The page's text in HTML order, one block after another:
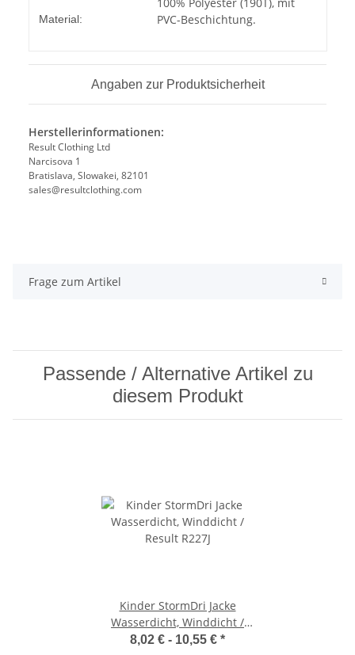
Material:
PVC-Beschichtung.
Angaben zur Produktsicherheit
Herstellerinformationen:
Result Clothing Ltd
Narcisova 1
Bratislava, Slowakei, 82101
sales@resultclothing.com
Frage zum Artikel
Passende / Alternative Artikel zu
diesem Produkt
Kinder StormDri Jacke
Wasserdicht, Winddicht /
Result R227J
8,02 € - 10,55 € *